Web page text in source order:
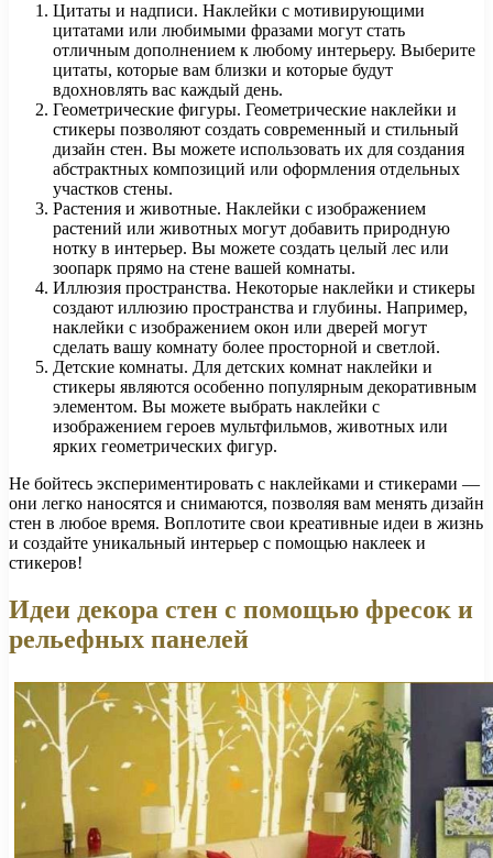
Цитаты и надписи. Наклейки с мотивирующими
цитатами или любимыми фразами могут стать
отличным дополнением к любому интерьеру. Выберите
цитаты, которые вам близки и которые будут
вдохновлять вас каждый день.
Геометрические фигуры. Геометрические наклейки и
стикеры позволяют создать современный и стильный
дизайн стен. Вы можете использовать их для создания
абстрактных композиций или оформления отдельных
участков стены.
Растения и животные. Наклейки с изображением
растений или животных могут добавить природную
нотку в интерьер. Вы можете создать целый лес или
зоопарк прямо на стене вашей комнаты.
Иллюзия пространства. Некоторые наклейки и стикеры
создают иллюзию пространства и глубины. Например,
наклейки с изображением окон или дверей могут
сделать вашу комнату более просторной и светлой.
Детские комнаты. Для детских комнат наклейки и
стикеры являются особенно популярным декоративным
элементом. Вы можете выбрать наклейки с
изображением героев мультфильмов, животных или
ярких геометрических фигур.
Не бойтесь экспериментировать с наклейками и стикерами —
они легко наносятся и снимаются, позволяя вам менять дизайн
стен в любое время. Воплотите свои креативные идеи в жизнь
и создайте уникальный интерьер с помощью наклеек и
стикеров!
Идеи декора стен с помощью фресок и
рельефных панелей